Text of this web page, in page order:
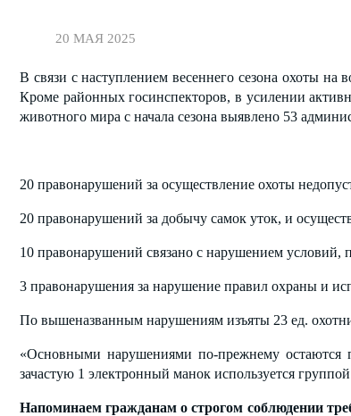
20 МАЯ 2025
В связи с наступлением весеннего сезона охоты
Кроме районных госинспекторов, в усилении
животного мира с начала сезона выявлено 53
20 правонарушений за осуществление охоты
20 правонарушений за добычу самок уток, и
10 правонарушений связано с нарушением условий,
3 правонарушения за нарушение правил охраны и
По вышеназванным нарушениям изъяты 23 ед.
«Основными нарушениями по-прежнему
зачастую 1 электронный манок используется
Напоминаем гражданам о строгом соблюдении